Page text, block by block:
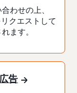
わせの上、
クエストして
ます。
告